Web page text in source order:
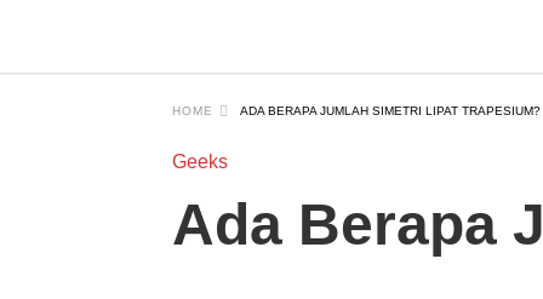
HOME ADA BERAPA JUMLAH SIMETRI LIPAT TRAPESIUM?
Geeks
Ada Berapa